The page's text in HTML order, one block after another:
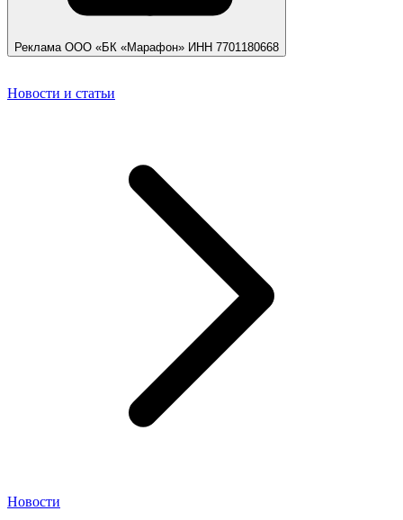
Реклама ООО «БК «Марафон» ИНН 7701180668
Новости и статьи
Новости